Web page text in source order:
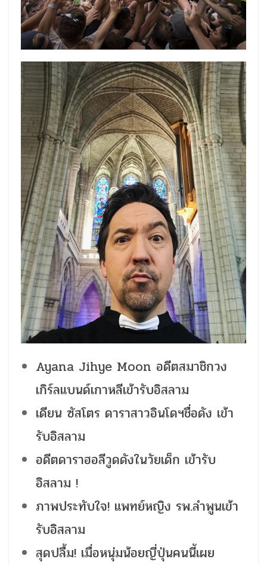
Ayana Jihye Moon อดีตสมาชิกวง
เกิร์ลแบนด์เกาหลีเข้ารับอิสลาม
เดียน ซัสโตร ดาราสาวอินโดฯชื่อดัง เข้า
รับอิสลาม
อดีตดาราฮอลีวูดดังในวัยเด็ก เข้ารับ
อิสลาม !
ภาพประทับใจ! แพทย์หญิง รพ.ลำพูนเข้า
รับอิสลาม
สุดปลื้ม! เมื่อหนุ่มน้อยญี่ปุ่นคนนี้เผย